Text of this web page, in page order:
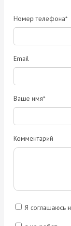
Номер телефона*
Email
Ваше имя*
Комментарий
Я соглашаюсь